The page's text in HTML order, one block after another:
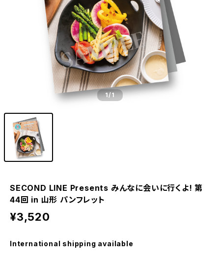
1/1
SECOND LINE Presents みんなに会いに行くよ! 第
44回 in 山形 パンフレット
¥3,520
International shipping available